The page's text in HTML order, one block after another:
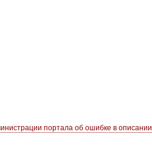
портала об ошибке в описании